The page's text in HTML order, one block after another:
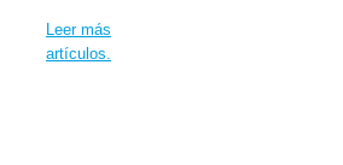
Leer más
artículos.